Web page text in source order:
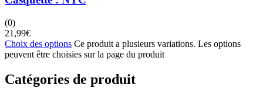
(0)
21,99€
Choix des options Ce produit a plusieurs variations. Les options
peuvent être choisies sur la page du produit
Catégories de produit